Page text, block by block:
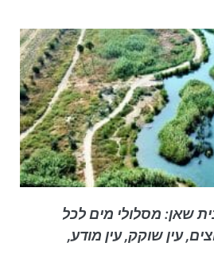
שאן: מסלולי מים לכל
עין שוקק, עין מודע,